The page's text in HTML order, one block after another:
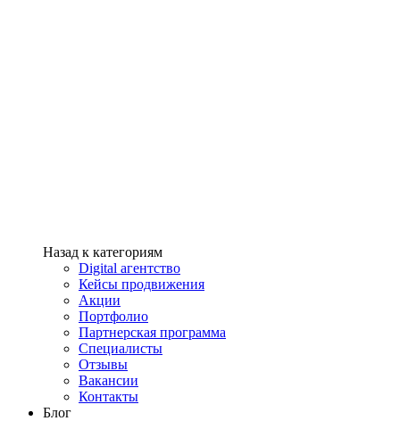
Назад к категориям
Digital агентство
Кейсы продвижения
Акции
Портфолио
Партнерская программа
Специалисты
Отзывы
Вакансии
Контакты
Блог